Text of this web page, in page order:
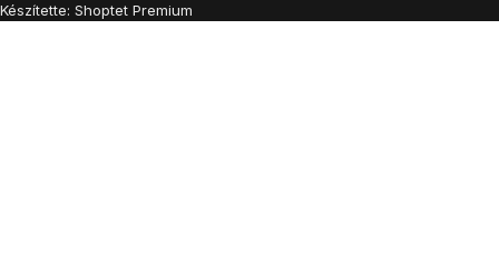
Készítette: Shoptet Premium